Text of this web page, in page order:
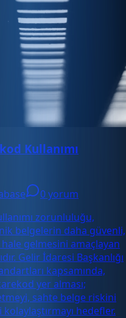
Kullanımı
0 yorum
zorunluluğu,
belgelerin daha güvenli,
gelmesini amaçlayan
Gelir İdaresi Başkanlığı
kapsamında,
yer alması;
sahte belge riskini
hedefler.